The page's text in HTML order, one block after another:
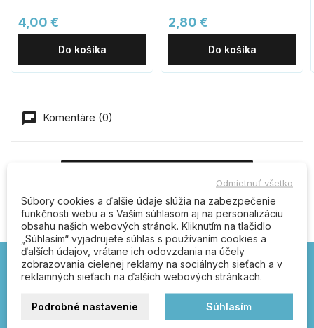
4,00 €
Do košíka
2,80 €
Do košíka
Komentáre (0)
Kľučka.sk – otvárajte
správnou kľučkou!
Odmietnuť všetko
Súbory cookies a ďalšie údaje slúžia na zabezpečenie
funkčnosti webu a s Vaším súhlasom aj na personalizáciu
obsahu našich webových stránok. Kliknutím na tlačidlo
„Súhlasím“ vyjadrujete súhlas s používaním cookies a
ďalších údajov, vrátane ich odovzdania na účely
zobrazovania cielenej reklamy na sociálnych sieťach a v
reklamných sieťach na ďalších webových stránkach.
Podrobné nastavenie Súhlasím